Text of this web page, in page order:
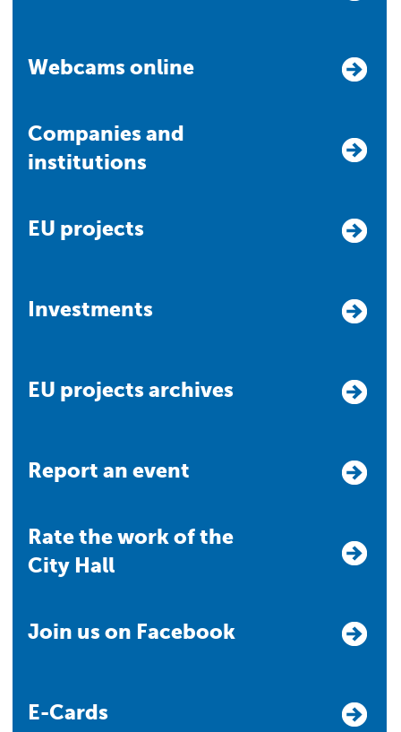
Webcams online
Companies and
institutions
EU projects
Investments
EU projects archives
Report an event
Rate the work of the
City Hall
Join us on Facebook
E-Cards